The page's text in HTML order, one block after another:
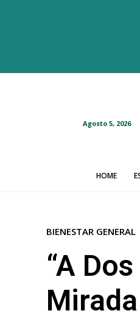
Agosto 5, 2026
HOME
BIENESTAR GENERAL
“A